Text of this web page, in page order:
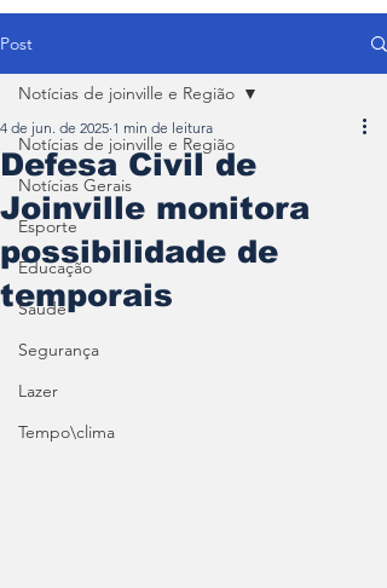
Post
Notícias de joinville e Região
Notícias Gerais
Esporte
Educação
Saúde
Segurança
Lazer
Tempo\clima
Notícias de joinville e Região
Defesa Civil de
Joinville monitora
possibilidade de
temporais
4 de jun. de 2025 1 min de leitura